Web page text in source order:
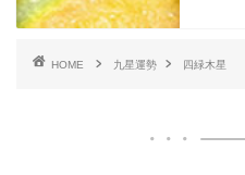
HOME 九星運勢 四緑木星